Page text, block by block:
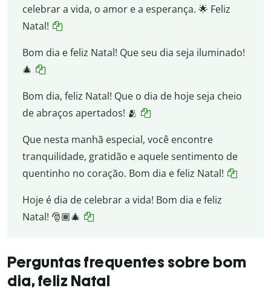
celebrar a vida, o amor e a esperança. 🌟 Feliz
Natal!
Bom dia e feliz Natal! Que seu dia seja iluminado!
🎄
Bom dia, feliz Natal! Que o dia de hoje seja cheio
de abraços apertados! 🫂
Que nesta manhã especial, você encontre
tranquilidade, gratidão e aquele sentimento de
quentinho no coração. Bom dia e feliz Natal!
Hoje é dia de celebrar a vida! Bom dia e feliz
Natal! 🎅🏾🎄
Perguntas frequentes sobre bom
dia, feliz Natal